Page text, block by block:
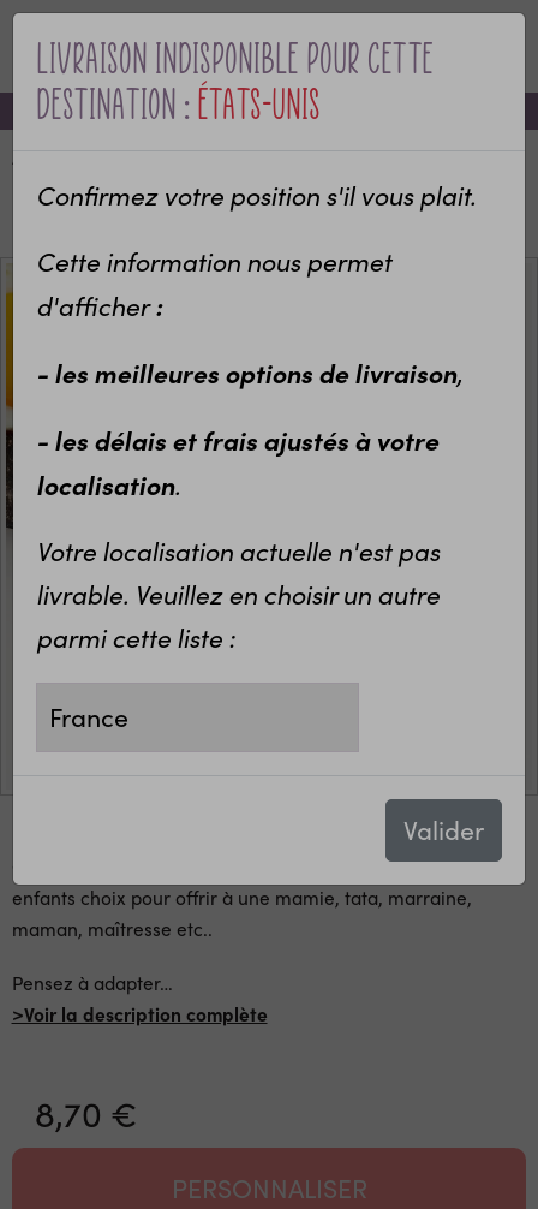
MENU
-10% sur votre première commande avec le code bienvenue
Livraison indisponible pour cette
destination :États-Unis
Confirmez votre position s'il vous plait.
Cette information nous permet
d'afficher:
- les meilleures options de livraison,
- les délais et frais ajustés à votre
localisation.
Votre localisation actuelle n'est pas
livrable. Veuillez en choisir un autre
parmi cette liste :
Valider
Gant personnalisé de cuisine pour Super Mamie / Tata
/ Marraine etc...
Gant de cuisine personnalisé avec prénom(s) des petits
enfants choix pour offrir à une mamie, tata, marraine,
maman, maîtresse etc..
Pensez à adapter…
>Voir la description complète
8,70 €
PERSONNALISER